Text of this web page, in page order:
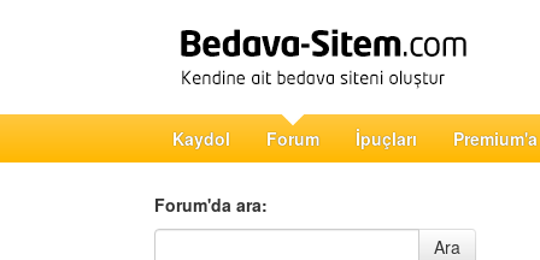
Kaydol Forum İpuçları
Forum'da ara:
Forum'da ara
Ara